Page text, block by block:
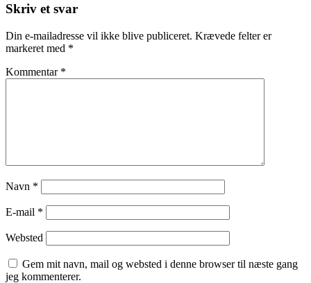
Skriv et svar
Din e-mailadresse vil ikke blive publiceret. Krævede felter er
markeret med *
Kommentar *
Navn *
E-mail *
Websted
Gem mit navn, mail og websted i denne browser til næste gang
jeg kommenterer.